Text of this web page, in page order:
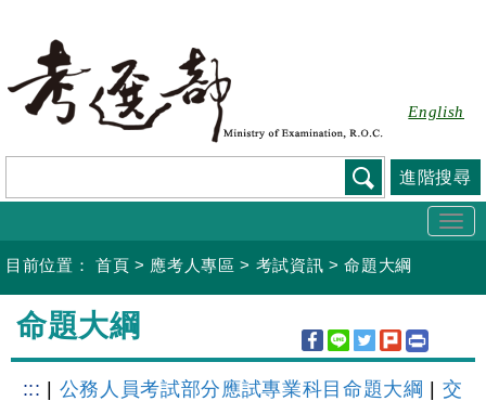
要
容
English
進階搜尋
目前位置： 首頁 > 應考人專區 > 考試資訊 >命題大綱
命題大綱
::: 公務人員考試部分應試專業科目命題大綱
交